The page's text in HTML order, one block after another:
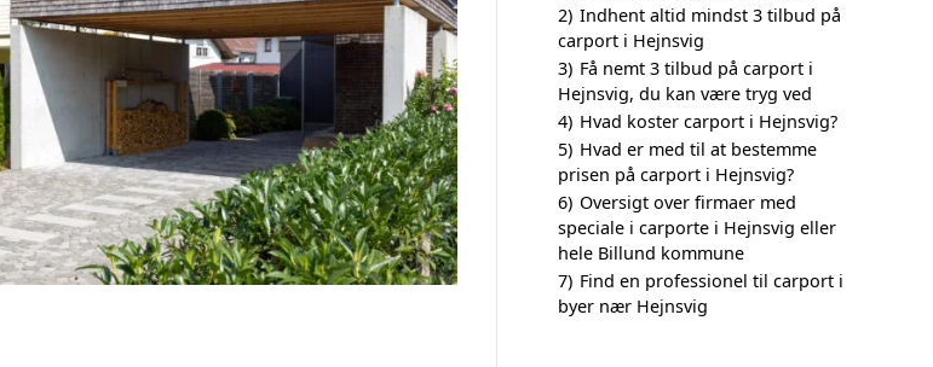
2) Indhent altid mindst 3 tilbud på
carport i Hejnsvig
3) Få nemt 3 tilbud på carport i
Hejnsvig, du kan være tryg ved
4) Hvad koster carport i Hejnsvig?
5) Hvad er med til at bestemme
prisen på carport i Hejnsvig?
6) Oversigt over firmaer med
speciale i carporte i Hejnsvig eller
hele Billund kommune
7) Find en professionel til carport i
byer nær Hejnsvig